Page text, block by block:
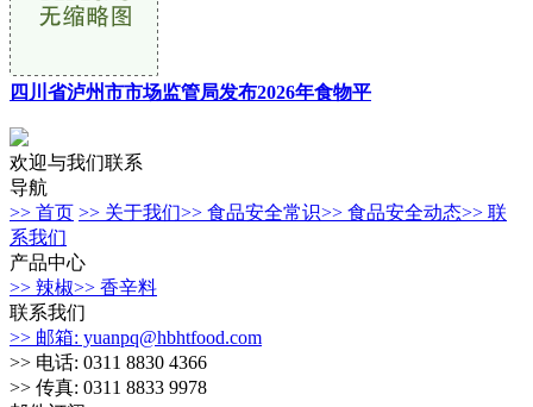
四川省泸州市市场监管局发布2026年食物平
欢迎与我们联系
导航
>> 首页 >> 关于我们>> 食品安全常识>> 食品安全动态>> 联
系我们
产品中心
>> 辣椒>> 香辛料
联系我们
>> 邮箱: yuanpq@hbhtfood.com
>> 电话: 0311 8830 4366
>> 传真: 0311 8833 9978